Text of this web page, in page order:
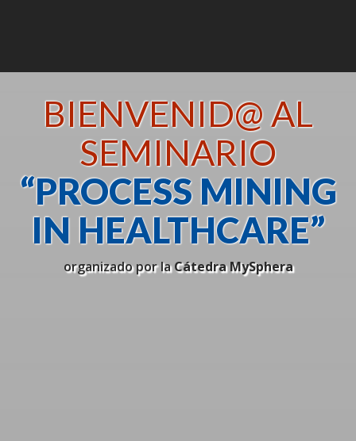
BIENVENID@ AL
SEMINARIO
“PROCESS MINING
IN HEALTHCARE”
organizado por laCátedra MySphera